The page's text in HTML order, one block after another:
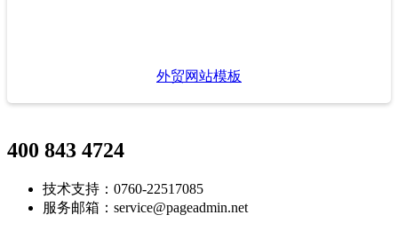
外贸网站模板
400 843 4724
技术支持：0760-22517085
服务邮箱：service@pageadmin.net